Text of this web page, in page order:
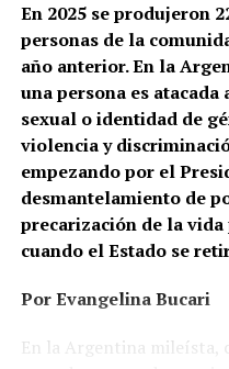
En 2025 se produjeron
personas de la
año anterior. En la
una persona es atacada
sexual o identidad de
violencia y
empezando por el
desmantelamiento de
precarización de la
cuando el Estado se
Por Evangelina Bucari
En la Argentina mileísta,